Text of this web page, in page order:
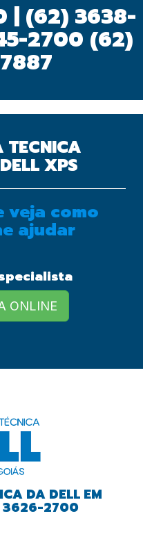
Commission |
powered by
| (62) 3638-
2700 (62)
TECNICA
XPS
veja como
ajudar
ONLINE
DA DELL EM
3626-2700